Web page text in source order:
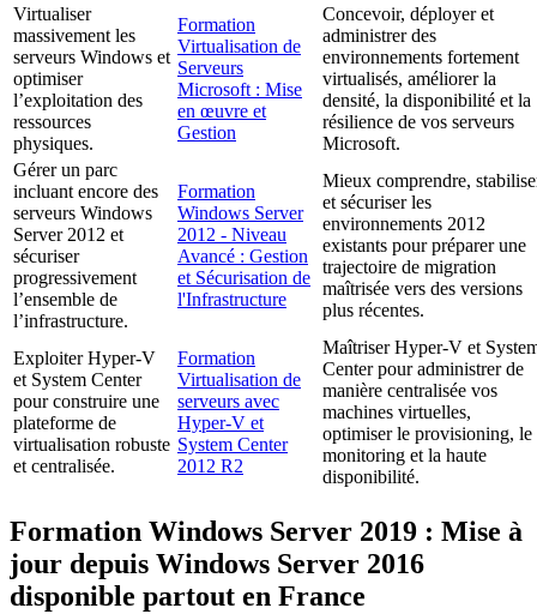
Virtualiser
massivement les
serveurs Windows et
optimiser
l’exploitation des
ressources
physiques.
Formation
Virtualisation de
Serveurs
Microsoft : Mise
en œuvre et
Gestion
Concevoir, déployer et
administrer des
environnements fortement
virtualisés, améliorer la
densité, la disponibilité et la
résilience de vos serveurs
Microsoft.
Gérer un parc
incluant encore des
serveurs Windows
Server 2012 et
sécuriser
progressivement
l’ensemble de
l’infrastructure.
Formation
Windows Server
2012 - Niveau
Avancé : Gestion
et Sécurisation de
l'Infrastructure
Mieux comprendre,
et sécuriser les
environnements 2012
existants pour préparer une
trajectoire de migration
maîtrisée vers des versions
plus récentes.
Exploiter Hyper-V
et System Center
pour construire une
plateforme de
virtualisation robuste
et centralisée.
Formation
Virtualisation de
serveurs avec
Hyper-V et
System Center
2012 R2
Maîtriser Hyper-V et
Center pour administrer de
manière centralisée vos
machines virtuelles,
optimiser le provisioning, le
monitoring et la haute
disponibilité.
Formation Windows Server 2019 : Mise à
jour depuis Windows Server 2016
disponible partout en France